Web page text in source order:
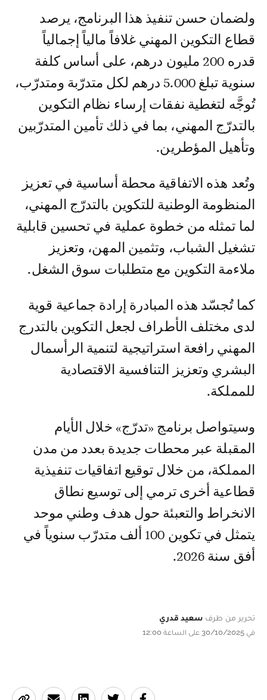
ولضمان حسن تنفيذ هذا البرنامج، يرصد
قطاع التكوين المهني غلافاً مالياً إجمالياً
قدره 200 مليون درهم، على أساس كلفة
سنوية تبلغ 5.000 درهم لكل متدرّبة ومتدرّب،
تُوجَّه لتغطية نفقات إرساء نظام التكوين
بالتدرّج المهني، بما في ذلك تأمين المتدرّبين
وتأهيل المؤطرين.
وتُعد هذه الاتفاقية محطة أساسية في تعزيز
المنظومة الوطنية للتكوين بالتدرّج المهني،
لما تمثله من خطوة عملية في تحسين قابلية
تشغيل الشباب، وتثمين المهن، وتعزيز
ملاءمة التكوين مع متطلبات سوق الشغل.
كما تُجسّد هذه المبادرة إرادة جماعية قوية
لدى مختلف الأطراف لجعل التكوين بالتدرج
المهني رافعة استراتيجية لتنمية الرأسمال
البشري وتعزيز التنافسية الاقتصادية
للمملكة.
وسيتواصل برنامج «تدرّج» خلال الأيام
المقبلة عبر محطات جديدة بعدد من مدن
المملكة، من خلال توقيع اتفاقيات تنفيذية
قطاعية أخرى ترمي إلى توسيع نطاق
الانخراط والتعبئة حول هدف وطني موحد
يتمثل في تكوين 100 ألف متدرّب سنوياً في
أفق سنة 2026.
تحرير من طرف سعيد قدري
في 30/10/2025 على الساعة 12:00